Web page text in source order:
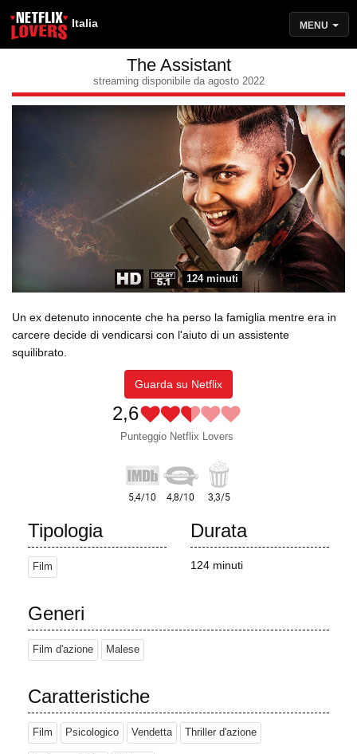
Italia MENU
The Assistant
streaming disponibile da agosto 2022
124 minuti
Un ex detenuto innocente che ha perso la famiglia mentre era in
carcere decide di vendicarsi con l'aiuto di un assistente
squilibrato.
Guarda su Netflix
2,6
Punteggio Netflix Lovers
Tipologia
Film
Durata
124 minuti
Generi
Film d'azione Malese
Caratteristiche
Film Psicologico Vendetta Thriller d'azione